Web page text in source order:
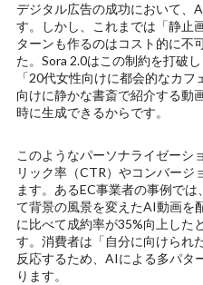
デジタル広告の成功において、
す。しかし、これまでは「静止
ターンも作るのはコスト的に不
た。Sora 2.0はこの制約を打破
「20代女性向けに都会的なカ
向けに静かな書斎で紹介する動
時に生成できるからです。
このようなパーソナライゼーシ
リック率（CTR）やコンバージ
ます。あるEC事業者の事例で
て背景の風景を変えたAI動画を
に比べて成約率が35%向上した
す。消費者は「自分に向けられ
反応するため、AIによる多パタ
ります。